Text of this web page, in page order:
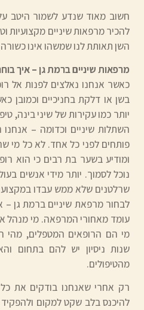
חשוב מאוד שנדע לשמור היטב
להכיר מרפאות שיניים מקצועיות
השן תאותת לנו שמשהו אינו
מרפאות שיניים ברמת גן – איך
כאשר אנחנו נאלצים לפנות אל
בשן או דלקת בחניכיים וכמובן
יותר כמו עקירות של שיני בינה,
השתלות שיניים וכדומה –
פותחים לפני כל אחד. לא כל מי
ומודיע בשער בת רבים כי הוא
נוכל לסמוך. יותר מידי אנשים
שרלטנים שלא ממש עבדו
לבחור מרפאת שיניים ברמת גן –
עומד מאחורי המרפאה. מי מנהל
מי הם הרופאים המטפלים, מהי
שנות ניסיון יש להם בתחום
מהטיפולים.
רק אחרי שאנחנו בודקים את כל
להיכנס בלב שקט למקום